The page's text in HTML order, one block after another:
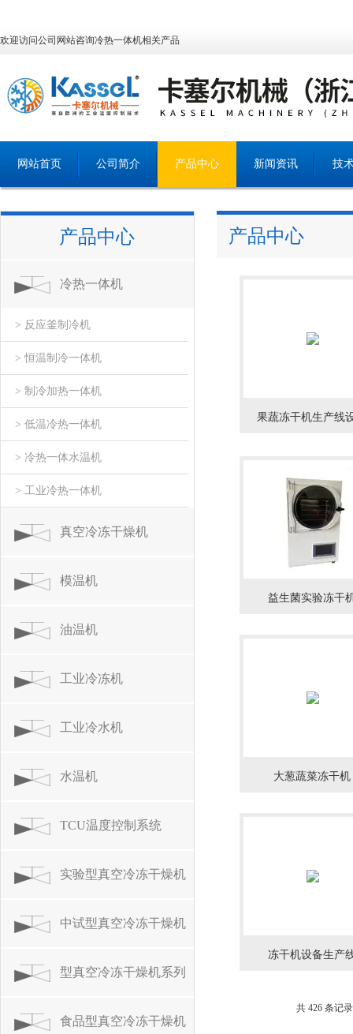
欢迎访问公司网站咨询冷热一体机相关产品
网站首页 公司简介 产品中心 新闻资讯 技
产品中心
冷热一体机
> 反应釜制冷机
> 恒温制冷一体机
> 制冷加热一体机
> 低温冷热一体机
> 冷热一体水温机
> 工业冷热一体机
真空冷冻干燥机
模温机
油温机
工业冷冻机
工业冷水机
水温机
TCU温度控制系统
实验型真空冷冻干燥机
中试型真空冷冻干燥机
型真空冷冻干燥机系列
食品型真空冷冻干燥机
产品中心
果蔬冻干机生产线
益生菌实验冻干
大葱蔬菜冻干机
冻干机设备生产
共 426 条记